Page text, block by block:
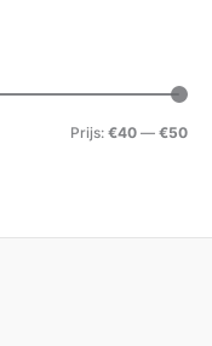
Prijs: €40 — €50